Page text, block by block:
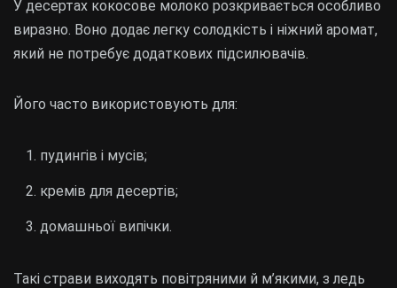
У десертах кокосове молоко розкривається особливо
виразно. Воно додає легку солодкість і ніжний аромат,
який не потребує додаткових підсилювачів.
Його часто використовують для:
пудингів і мусів;
кремів для десертів;
домашньої випічки.
Такі страви виходять повітряними й м’якими, з ледь